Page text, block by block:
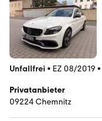
Unfallfrei • EZ 08/2019 •
Privatanbieter
09224 Chemnitz